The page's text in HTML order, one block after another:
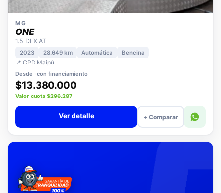
MG
ONE
1.5 DLX AT
2023 28.649 km
📍 CPD Maipú
Desde · con financiamiento
$13.380.000
Valor cuota $296.287
+ Comparar